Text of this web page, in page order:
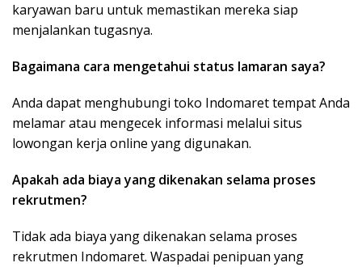
karyawan baru untuk memastikan mereka siap
menjalankan tugasnya.
Bagaimana cara mengetahui status lamaran saya?
Anda dapat menghubungi toko Indomaret tempat Anda
melamar atau mengecek informasi melalui situs
lowongan kerja online yang digunakan.
Apakah ada biaya yang dikenakan selama proses
rekrutmen?
Tidak ada biaya yang dikenakan selama proses
rekrutmen Indomaret. Waspadai penipuan yang